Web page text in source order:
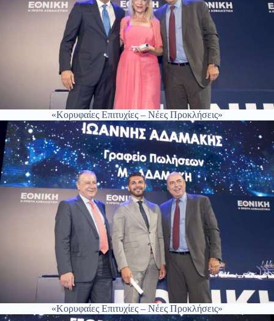
«Κορυφαίες Επιτυχίες – Νέες Προκλήσεις»
«Κορυφαίες Επιτυχίες – Νέες Προκλήσεις»